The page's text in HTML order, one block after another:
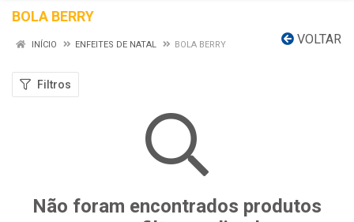
BOLA BERRY
VOLTAR
INÍCIO ENFEITES DE NATAL BOLA BERRY
Filtros
Não foram encontrados produtos